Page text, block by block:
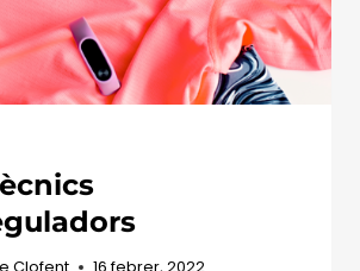
Clofent 16 febrer, 2022